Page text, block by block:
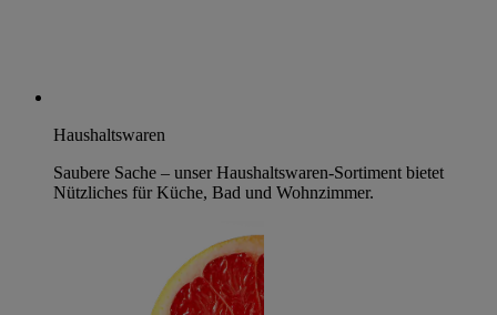
Haushaltswaren
Saubere Sache – unser Haushaltswaren-Sortiment bietet
Nützliches für Küche, Bad und Wohnzimmer.